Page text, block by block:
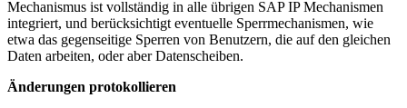
Mechanismus ist vollständig in alle übrigen SAP IP Mechanismen
integriert, und berücksichtigt eventuelle Sperrmechanismen, wie
etwa das gegenseitige Sperren von Benutzern, die auf den gleichen
Daten arbeiten, oder aber Datenscheiben.
Änderungen protokollieren